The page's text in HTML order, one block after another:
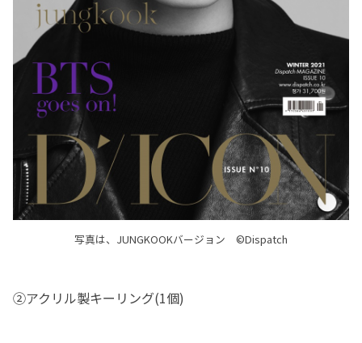
写真は、JUNGKOOKバージョン ©Dispatch
②アクリル製キーリング(1個)